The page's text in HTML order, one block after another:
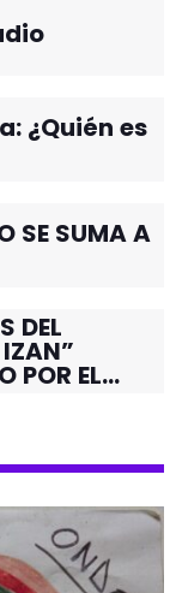
¿Quién es
SE SUMA A
DEL
POR EL